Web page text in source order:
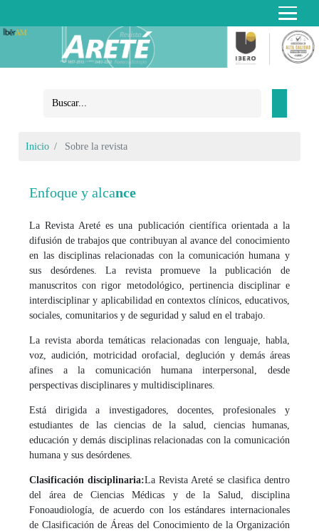
Inicio Sobre la revista
Enfoque y alcance
La Revista Areté es una publicación científica orientada a la
difusión de trabajos que contribuyan al avance del conocimiento
en las disciplinas relacionadas con la comunicación humana y
sus desórdenes. La revista promueve la publicación de
manuscritos con rigor metodológico, pertinencia disciplinar e
interdisciplinar y aplicabilidad en contextos clínicos, educativos,
sociales, comunitarios y de seguridad y salud en el trabajo.
La revista aborda temáticas relacionadas con lenguaje, habla,
voz, audición, motricidad orofacial, deglución y demás áreas
afines a la comunicación humana interpersonal, desde
perspectivas disciplinares y multidisciplinares.
Está dirigida a investigadores, docentes, profesionales y
estudiantes de las ciencias de la salud, ciencias humanas,
educación y demás disciplinas relacionadas con la comunicación
humana y sus desórdenes.
Clasificación disciplinaria:La Revista Areté se clasifica dentro
del área de Ciencias Médicas y de la Salud, disciplina
Fonoaudiología, de acuerdo con los estándares internacionales
de Clasificación de Áreas del Conocimiento de la Organización